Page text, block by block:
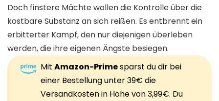
Doch finstere Mächte wollen die Kontrolle über die
kostbare Substanz an sich reißen. Es entbrennt ein
erbitterter Kampf, den nur diejenigen überleben
werden, die ihre eigenen Ängste besiegen.
Mit Amazon-Primesparst du dir bei
einer Bestellung unter 39€ die
Versandkosten in Höhe von 3,99€. Du